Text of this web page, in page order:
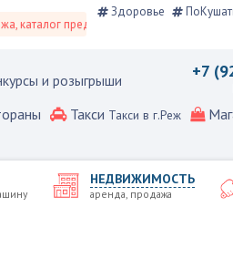
предприятий, объявления, Режевской
Здоровье
и розыгрыши +7
Такси Такси в г.Реж
НЕДВИЖИМОСТЬ
аренда, продажа